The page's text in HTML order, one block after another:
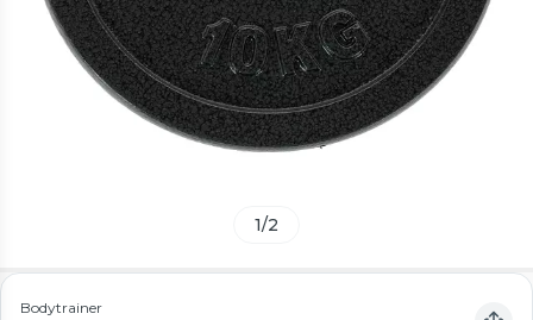
1/2
Bodytrainer